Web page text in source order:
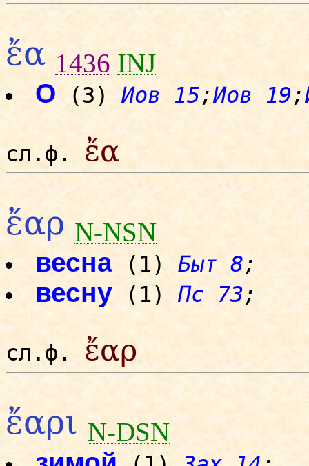
ἔα 1436 INJ
О (3) Иов 15;Иов 19;
сл.ф. ἔα
ἔαρ N-NSN
весна(1) Быт 8;
весну(1) Пс 73;
сл.ф. ἔαρ
ἔαρι N-DSN